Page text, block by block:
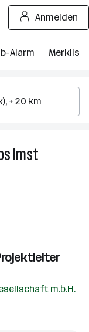
Anmelden
Alarm Merkliste
Imst
m.b.H.